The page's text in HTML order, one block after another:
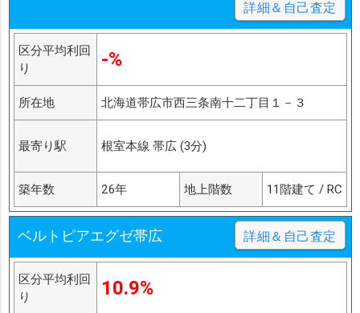
詳細＆自己査定
区分平均利回
り
-%
所在地 北海道帯広市西三条南十二丁目１－３
最寄り駅 根室本線 帯広 (3分)
築年数 26年 地上階数 11階建て / RC
ベルトピアエグゼ帯広 詳細＆自己査定
区分平均利回
り
10.9%